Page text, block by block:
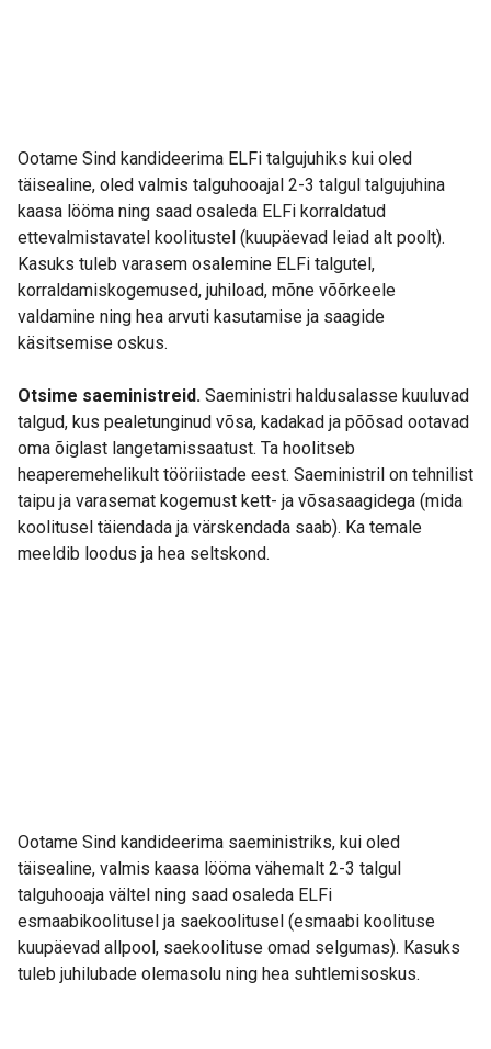
Ootame Sind kandideerima ELFi talgujuhiks kui oled
täisealine, oled valmis talguhooajal 2-3 talgul talgujuhina
kaasa lööma ning saad osaleda ELFi korraldatud
ettevalmistavatel koolitustel (kuupäevad leiad alt poolt).
Kasuks tuleb varasem osalemine ELFi talgutel,
korraldamiskogemused, juhiload, mõne võõrkeele
valdamine ning hea arvuti kasutamise ja saagide
käsitsemise oskus.
Otsime saeministreid. Saeministri haldusalasse kuuluvad
talgud, kus pealetunginud võsa, kadakad ja põõsad ootavad
oma õiglast langetamissaatust. Ta hoolitseb
heaperemehelikult tööriistade eest. Saeministril on tehnilist
taipu ja varasemat kogemust kett- ja võsasaagidega (mida
koolitusel täiendada ja värskendada saab). Ka temale
meeldib loodus ja hea seltskond.
Ootame Sind kandideerima saeministriks, kui oled
täisealine, valmis kaasa lööma vähemalt 2-3 talgul
talguhooaja vältel ning saad osaleda ELFi
esmaabikoolitusel ja saekoolitusel (esmaabi koolituse
kuupäevad allpool, saekoolituse omad selgumas). Kasuks
tuleb juhilubade olemasolu ning hea suhtlemisoskus.